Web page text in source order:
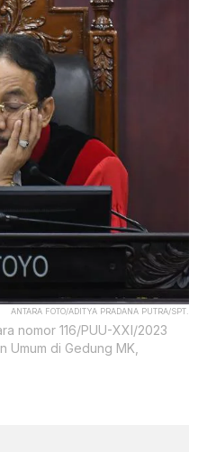
ANTARA FOTO/ADITYA PRADANA PUTRA/SPT.
nomor 116/PUU-XXI/2023
Umum di Gedung MK,